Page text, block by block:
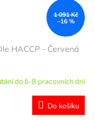
1 091 Kč
–16 %
HACCP - Červená
do 6-8 pracovních dní
Do košíku